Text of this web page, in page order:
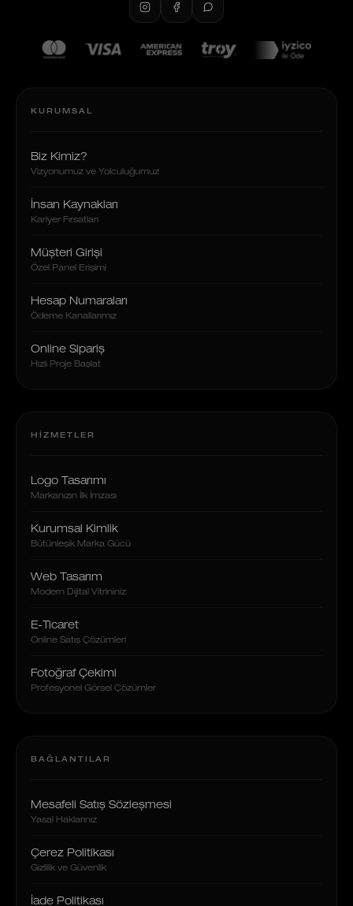
KURUMSAL
Biz Kimiz?
Vizyonumuz ve Yolculuğumuz
İnsan Kaynakları
Kariyer Fırsatları
Müşteri Girişi
Özel Panel Erişimi
Hesap Numaraları
Ödeme Kanallarımız
Online Sipariş
Hızlı Proje Başlat
HIZMETLER
Logo Tasarımı
Markanızın İlk İmzası
Kurumsal Kimlik
Bütünleşik Marka Gücü
Web Tasarım
Modern Dijital Vitrininiz
E-Ticaret
Online Satış Çözümleri
Fotoğraf Çekimi
Profesyonel Görsel Çözümler
BAĞLANTILAR
Mesafeli Satış Sözleşmesi
Yasal Haklarınız
Çerez Politikası
Gizlilik ve Güvenlik
İade Politikası